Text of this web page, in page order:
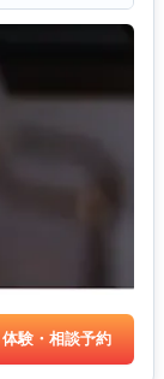
体験・相談予約